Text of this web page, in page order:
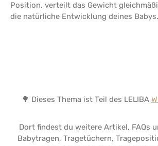
Position, verteilt das Gewicht
die natürliche Entwicklung deines Babys.
🌳 Dieses Thema ist Teil des LELIBA
Dort findest du weitere Artikel, FAQs
Babytragen, Tragetüchern,